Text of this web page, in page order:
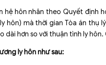
hệ hôn nhân theo Quyết định
hôn) mà thời gian Tòa án thụ
dài hơn so với thuận tình ly hôn.
ly hôn như sau: